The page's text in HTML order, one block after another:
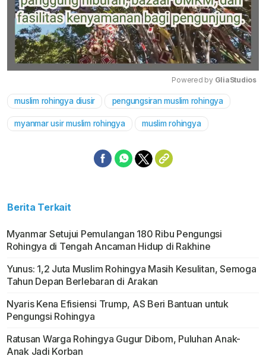
Mute
Powered by GliaStudios
muslim rohingya diusir pengungsiran muslim rohingya
myanmar usir muslim rohingya muslim rohingya
Berita Terkait
Myanmar Setujui Pemulangan 180 Ribu Pengungsi
Rohingya di Tengah Ancaman Hidup di Rakhine
Yunus: 1,2 Juta Muslim Rohingya Masih Kesulitan, Semoga
Tahun Depan Berlebaran di Arakan
Nyaris Kena Efisiensi Trump, AS Beri Bantuan untuk
Pengungsi Rohingya
Ratusan Warga Rohingya Gugur Dibom, Puluhan Anak-
Anak Jadi Korban